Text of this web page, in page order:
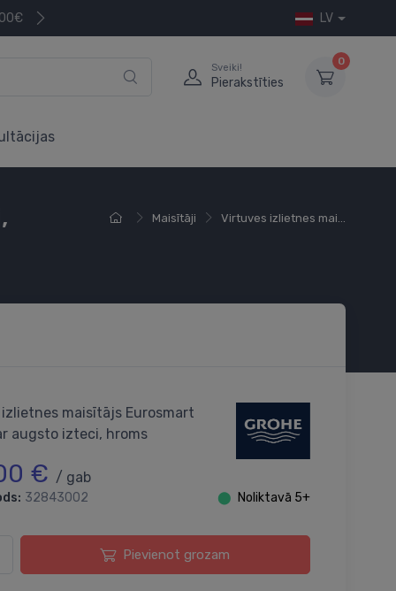
LV
Sveiki!
Pierakstīties
0
Maisītāji Virtuves izlietnes mai...
maisītājs Eurosmart
augsto izteci, hroms
€ / gab
32843002 ⬤ Noliktavā 5+
Pievienot grozam